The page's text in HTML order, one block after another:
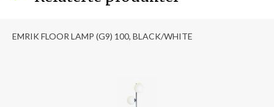
EMRIK FLOOR LAMP (G9) 100, BLACK/WHITE